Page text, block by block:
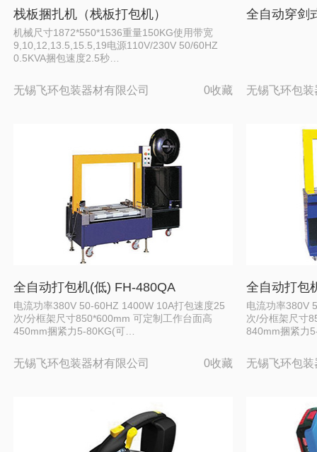
栈板捆扎机（栈板打包机）
机械尺寸1872*550*1536重量150KG使用带宽
9,10,12,13.5,15.5,19电源110V/230V 50/60HZ
0.5KVA捆包速度2.5秒…
无锡飞环包装器材有限公司 0收藏
全自动穿剑
无锡飞环包
全自动打包机(低) FH-480QA
电流功率380V 50-60HZ 1400W 10A打包速度25
次/分框架尺寸850*600mm 可定制工作台面高
450mm捆紧力5-80KG(可…
无锡飞环包装器材有限公司 0收藏
全自动打包
电流功率380V
次/分框架尺寸
840mm捆紧力
无锡飞环包